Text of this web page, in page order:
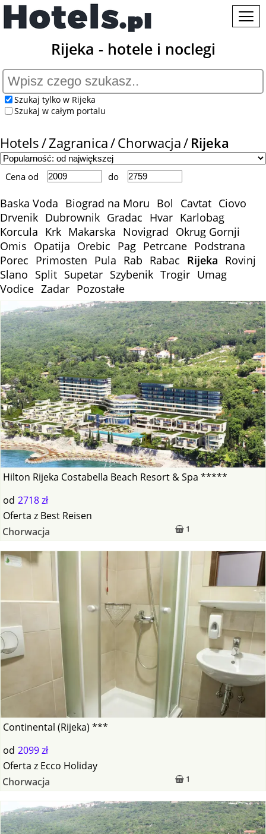
Rijeka - hotele i noclegi
Szukaj tylko w Rijeka
Szukaj w całym portalu
Hotels Zagranica Chorwacja Rijeka
Cena od do
Baska Voda Biograd na Moru Bol Cavtat Ciovo
Drvenik Dubrownik Gradac Hvar Karlobag
Korcula Krk Makarska Novigrad Okrug Gornji
Omis Opatija Orebic Pag Petrcane Podstrana
Porec Primosten Pula Rab Rabac Rijeka Rovinj
Slano Split Supetar Szybenik Trogir Umag
Vodice Zadar Pozostałe
Hilton Rijeka Costabella Beach Resort & Spa *****
od 2718 zł
1
Oferta z Best Reisen
Chorwacja
Continental (Rijeka) ***
od 2099 zł
1
Oferta z Ecco Holiday
Chorwacja